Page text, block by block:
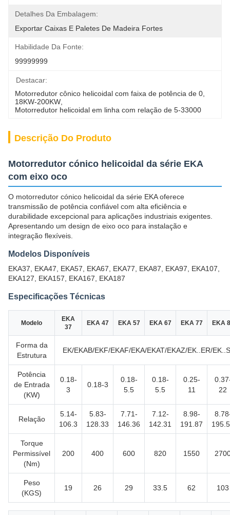
Detalhes Da Embalagem:
Exportar Caixas E Paletes De Madeira Fortes
Habilidade Da Fonte:
99999999
Destacar:
Motorredutor cônico helicoidal com faixa de potência de 0
18KW-200KW
Motorredutor helicoidal em linha com relação de 5-33000
Descrição Do Produto
Motorredutor cónico helicoidal da série EKA
com eixo oco
O motorredutor cónico helicoidal da série EKA oferece
transmissão de potência confiável com alta eficiência e
durabilidade excepcional para aplicações industriais exigentes.
Apresentando um design de eixo oco para instalação e
integração flexíveis.
Modelos Disponíveis
EKA37, EKA47, EKA57, EKA67, EKA77, EKA87, EKA97, EKA107,
EKA127, EKA157, EKA167, EKA187
Especificações Técnicas
Modelo
EKA
37
EKA 47 EKA 57 EKA 67 EKA 77 EKA
Forma da
Estrutura
EK/EKAB/EKF/EKAF/EKA/EKAT/EKAZ/EK..ER/EK..S
Potência
de Entrada
(KW)
0.18-
3
0.18-3
0.18-
5.5
0.18-
5.5
0.25-
11
22
Relação
5.14-
106.3
5.83-
128.33
7.71-
146.36
7.12-
142.31
8.98-
191.87
Torque
Permissível
(Nm)
200 400 600 820 1550
Peso
(KGS)
19 26 29 33.5 62 103